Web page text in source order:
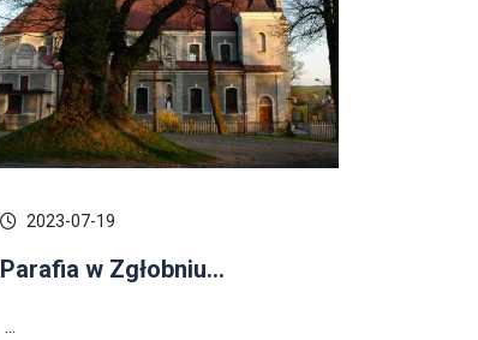
2023-07-19
Parafia w Zgłobniu...
...